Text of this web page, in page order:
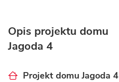
Opis projektu domu
Jagoda 4
Projekt domu Jagoda 4